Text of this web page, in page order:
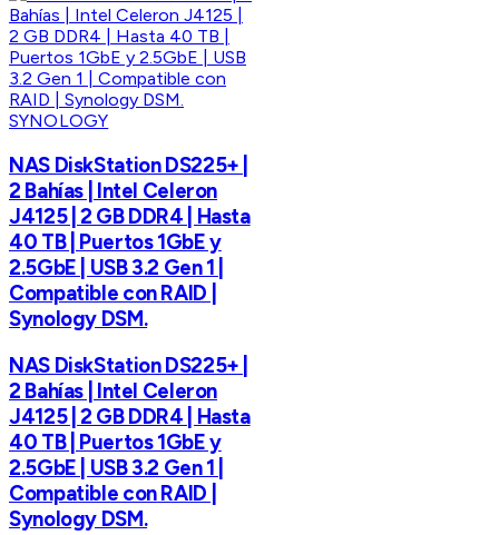
SYNOLOGY
NAS DiskStation DS225+ |
2 Bahías | Intel Celeron
J4125 | 2 GB DDR4 | Hasta
40 TB | Puertos 1GbE y
2.5GbE | USB 3.2 Gen 1 |
Compatible con RAID |
Synology DSM.
NAS DiskStation DS225+ |
2 Bahías | Intel Celeron
J4125 | 2 GB DDR4 | Hasta
40 TB | Puertos 1GbE y
2.5GbE | USB 3.2 Gen 1 |
Compatible con RAID |
Synology DSM.